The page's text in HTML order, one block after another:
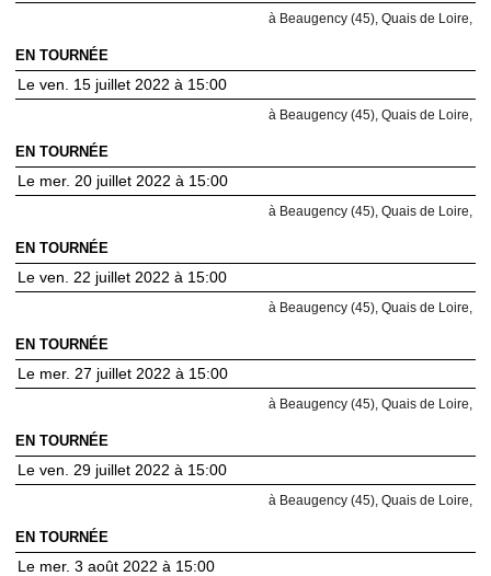
à Beaugency (45), Quais de Loire,
EN TOURNÉE
Le ven. 15 juillet 2022 à 15:00
à Beaugency (45), Quais de Loire,
EN TOURNÉE
Le mer. 20 juillet 2022 à 15:00
à Beaugency (45), Quais de Loire,
EN TOURNÉE
Le ven. 22 juillet 2022 à 15:00
à Beaugency (45), Quais de Loire,
EN TOURNÉE
Le mer. 27 juillet 2022 à 15:00
à Beaugency (45), Quais de Loire,
EN TOURNÉE
Le ven. 29 juillet 2022 à 15:00
à Beaugency (45), Quais de Loire,
EN TOURNÉE
Le mer. 3 août 2022 à 15:00